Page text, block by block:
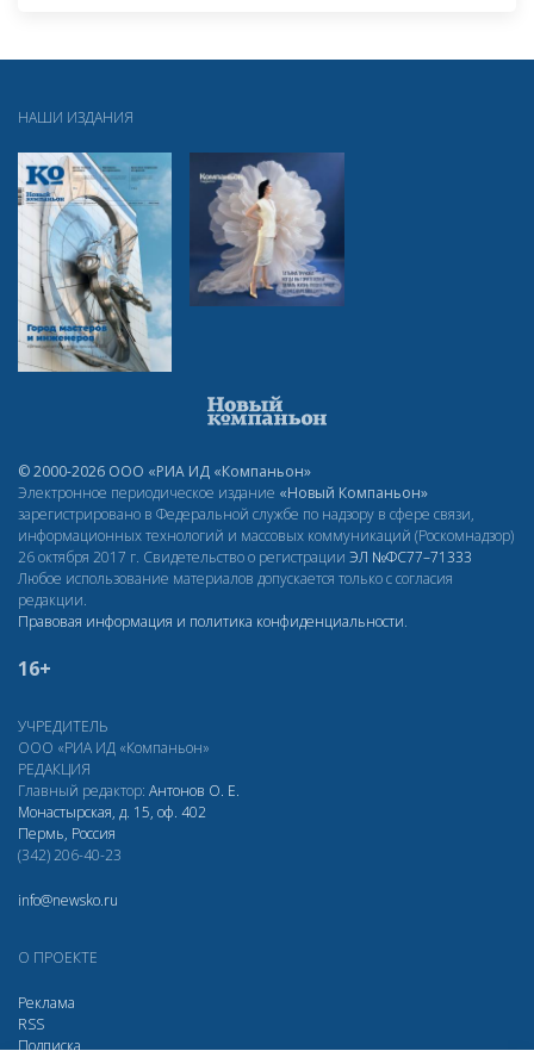
НАШИ ИЗДАНИЯ
© 2000-2026 ООО «РИА ИД «Компаньон»
Электронное периодическое издание «Новый Компаньон»
зарегистрировано в Федеральной службе по надзору в сфере связи,
информационных технологий и массовых коммуникаций (Роскомнадзор)
26 октября 2017 г. Свидетельство о регистрации ЭЛ №ФС77–71333
Любое использование материалов допускается только с согласия
редакции.
Правовая информация и политика конфиденциальности.
16+
УЧРЕДИТЕЛЬ
ООО «РИА ИД «Компаньон»
РЕДАКЦИЯ
Главный редактор: Антонов О. Е.
Монастырская, д. 15, оф. 402
Пермь, Россия
(342) 206-40-23
info@newsko.ru
О ПРОЕКТЕ
Реклама
RSS
Подписка